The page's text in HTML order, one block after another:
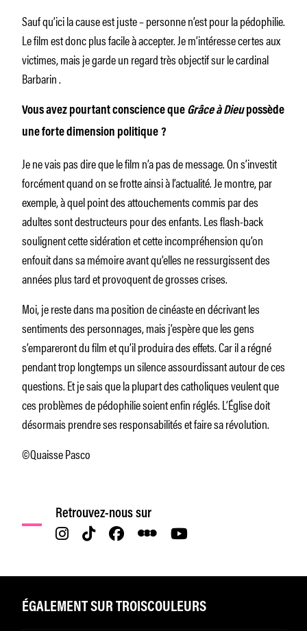
Sauf qu’ici la cause est juste – personne n’est pour la pédophilie.
Le film est donc plus facile à accepter. Je m’intéresse certes aux
victimes, mais je garde un regard très objectif sur le cardinal
Barbarin.
Vous avez pourtant conscience que Grâce à Dieupossède
une forte dimension politique ?
Je ne vais pas dire que le film n’a pas de message. On s’investit
forcément quand on se frotte ainsi à l’actualité. Je montre, par
exemple, à quel point des attouchements commis par des
adultes sont destructeurs pour des enfants. Les flash-back
soulignent cette sidération et cette incompréhension qu’on
enfouit dans sa mémoire avant qu’elles ne ressurgissent des
années plus tard et provoquent de grosses crises.
Moi, je reste dans ma position de cinéaste en décrivant les
sentiments des personnages, mais j’espère que les gens
s’empareront du film et qu’il produira des effets. Car il a régné
pendant trop longtemps un silence assourdissant autour de ces
questions. Et je sais que la plupart des catholiques veulent que
ces problèmes de pédophilie soient enfin réglés. L’Église doit
désormais prendre ses responsabilités et faire sa révolution.
©Quaisse Pasco
Retrouvez-nous sur
ÉGALEMENT SUR TROISCOULEURS